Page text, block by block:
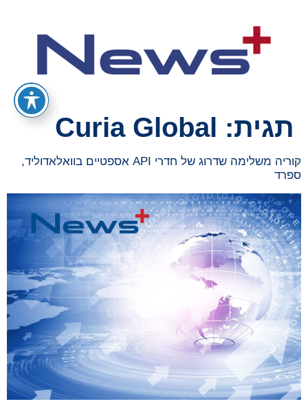
תגית: Curia Global
קוריה משלימה שדרוג של חדרי API אספטיים בוואלאדוליד,
ספרד